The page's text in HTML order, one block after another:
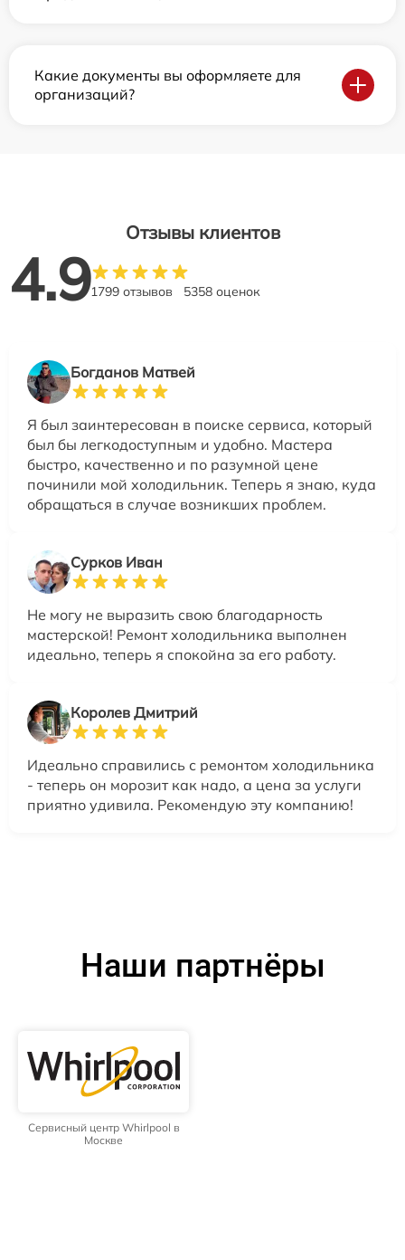
Какие документы вы оформляете для
организаций?
Отзывы клиентов
4.91799 отзывов 5358 оценок
Богданов Матвей
Я был заинтересован в поиске сервиса, который
был бы легкодоступным и удобно. Мастера
быстро, качественно и по разумной цене
починили мой холодильник. Теперь я знаю, куда
обращаться в случае возникших проблем.
Сурков Иван
Не могу не выразить свою благодарность
мастерской! Ремонт холодильника выполнен
идеально, теперь я спокойна за его работу.
Королев Дмитрий
Идеально справились с ремонтом холодильника
- теперь он морозит как надо, а цена за услуги
приятно удивила. Рекомендую эту компанию!
Наши партнёры
Сервисный центр Whirlpool в
Москве